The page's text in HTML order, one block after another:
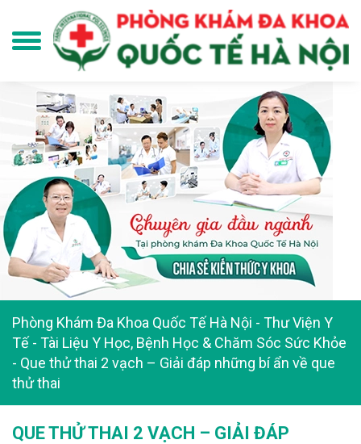
Phòng Khám Đa Khoa Quốc Tế Hà Nội - Thư Viện Y
Tế - Tài Liệu Y Học, Bệnh Học & Chăm Sóc Sức Khỏe
- Que thử thai 2 vạch – Giải đáp những bí ẩn về que
thử thai
QUE THỬ THAI 2 VẠCH – GIẢI ĐÁP